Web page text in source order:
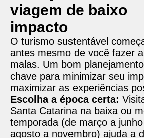
viagem de baixo
impacto
O turismo sustentável
antes mesmo de você fazer
malas. Um bom
chave para minimizar seu
maximizar as experiências
Escolha a época certa:
Santa Catarina na baixa ou
temporada (de março a
agosto a novembro) ajuda a